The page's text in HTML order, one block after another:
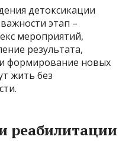
детоксикации
этап –
мероприятий,
результата,
формирование новых
жить без
реабилитации